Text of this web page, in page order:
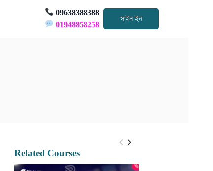
09638388388
01948858258
সাইন ইন
Related Courses